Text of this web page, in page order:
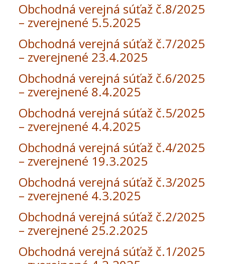
Obchodná verejná súťaž č.8/2025
– zverejnené 5.5.2025
Obchodná verejná súťaž č.7/2025
– zverejnené 23.4.2025
Obchodná verejná súťaž č.6/2025
– zverejnené 8.4.2025
Obchodná verejná súťaž č.5/2025
– zverejnené 4.4.2025
Obchodná verejná súťaž č.4/2025
– zverejnené 19.3.2025
Obchodná verejná súťaž č.3/2025
– zverejnené 4.3.2025
Obchodná verejná súťaž č.2/2025
– zverejnené 25.2.2025
Obchodná verejná súťaž č.1/2025